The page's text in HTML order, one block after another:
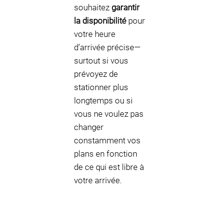
souhaitez garantir
la disponibilité pour
votre heure
d’arrivée précise—
surtout si vous
prévoyez de
stationner plus
longtemps ou si
vous ne voulez pas
changer
constamment vos
plans en fonction
de ce qui est libre à
votre arrivée.